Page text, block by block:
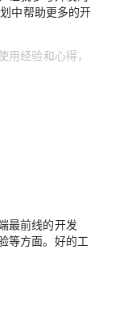
中帮助更多的开
用经验和心得，
最前线的开发
等方面。好的工